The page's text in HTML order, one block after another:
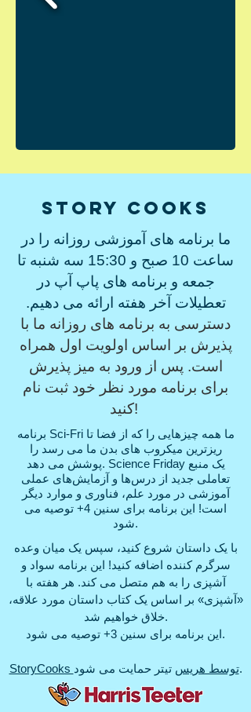
Story Cooks
ما برنامه های آموزشی روزانه را در
ساعت 10 صبح و 15:30 سه شنبه تا
جمعه و برنامه های پاپ آپ در
تعطیلات آخر هفته ارائه می دهیم.
دسترسی به برنامه های روزانه ما با
پذیرش بر اساس اولویت اول همراه
است. پس از ورود به میز پذیرش
برای برنامه مورد نظر خود ثبت نام
کنید!
برنامه Sci-Fri ما همه چیزهایی را که از فضا تا
ریزترین میکروب های بدن ما می رسد را
پوشش می دهد. Science Friday یک منبع
تعاملی جدید از درس‌ها و آزمایش‌های عملی
آموزشی در مورد علم، فناوری و موارد دیگر
است! این برنامه برای سنین 4+ توصیه می
شود.
با یک داستان شروع کنید، سپس یک میان وعده
سرگرم کننده اضافه کنید! این برنامه سواد و
آشپزی را به هم متصل می کند. هر هفته با
«آشپزی» بر اساس یک کتاب داستان مورد علاقه،
خلاق خواهیم شد.
این برنامه برای سنین 3+ توصیه می شود.
StoryCooks توسط هریستیتر حمایت می شود.